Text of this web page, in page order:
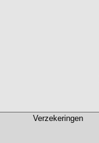
Verzekeringen